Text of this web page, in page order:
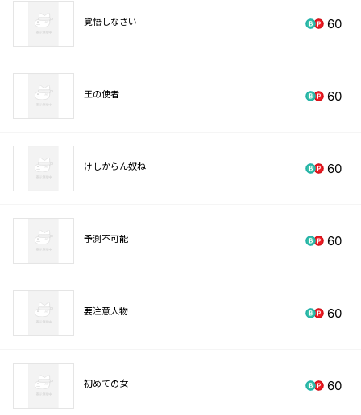
覚悟しなさい 60
王の使者 60
けしからん奴ね 60
予測不可能 60
要注意人物 60
初めての女 60